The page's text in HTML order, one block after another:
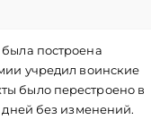
была построена
учредил воинские
было перестроено в
дней без изменений.